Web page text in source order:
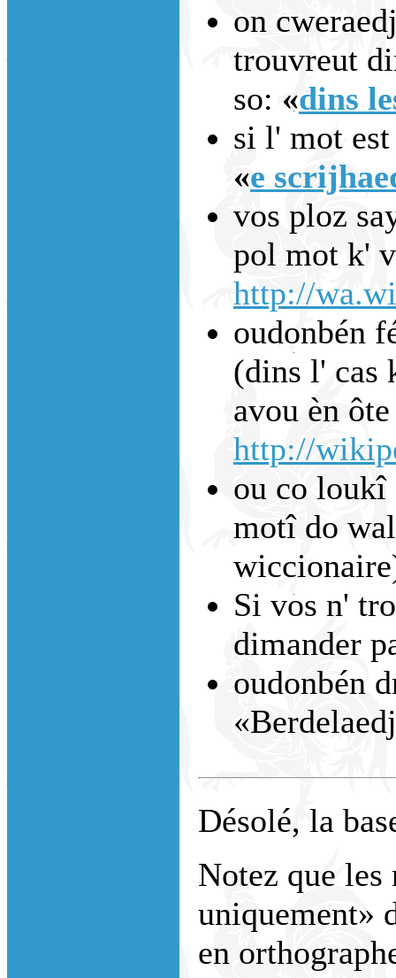
on
trouvreut
so: «dins
si l' mot
«e
vos ploz
pol mot k'
http://
oudonbén
(dins l' cas
avou èn
http://
ou co loukî
motî do
Si vos n'
dimander
oudonbén
Désolé, la
Notez que les
uniquement»
en